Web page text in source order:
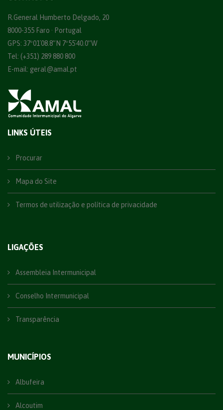
R.General Humberto Delgado, 20
8000-355 Faro · Portugal
GPS: 37º01´08.8”N 7º55´40.0”W
Tel: (+351) 289 880 800
E-mail: geral@amal.pt
LINKS ÚTEIS
Procurar
Mapa do Site
Termos de utilização e política de privacidade
LIGAÇÕES
Assembleia Intermunicipal
Conselho Intermunicipal
Transparência
MUNICÍPIOS
Albufeira
Alcoutim